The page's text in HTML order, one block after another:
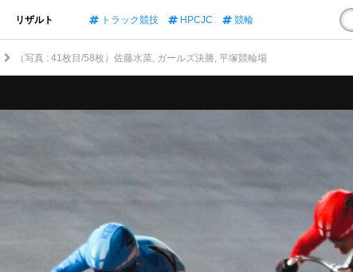
リザルト トラック競技 HPCJC 競輪
（写真 : 41枚目/58枚）佐藤水菜, ガールズ決勝, 平塚競輪場